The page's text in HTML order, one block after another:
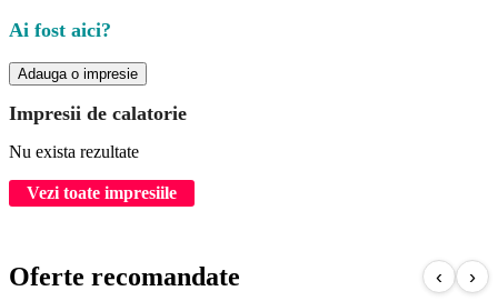
Ai fost aici?
Adauga o impresie
Impresii de calatorie
Nu exista rezultate
Vezi toate impresiile
Oferte recomandate ‹ ›